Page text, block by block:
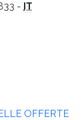
- IT
OFFERTE